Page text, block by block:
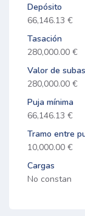
Depósito
66,146.13 €
Tasación
280,000.00 €
Valor de
280,000.00 €
Puja mínima
66,146.13 €
Tramo entre
10,000.00 €
Cargas
No constan